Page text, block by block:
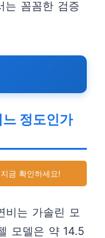
는 꼼꼼한 검증
정도인가
금 확인하세요!
비는 가솔린 모
모델은 약 14.5